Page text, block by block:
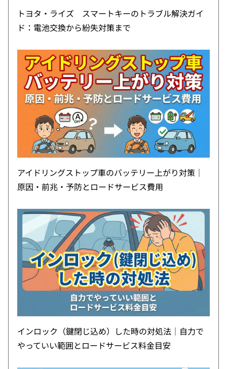
トヨタ・ライズ スマートキーのトラブル解決ガイ
ド：電池交換から紛失対策まで
アイドリングストップ車のバッテリー上がり対策｜
原因・前兆・予防とロードサービス費用
インロック（鍵閉じ込め）した時の対処法｜自力で
やっていい範囲とロードサービス料金目安